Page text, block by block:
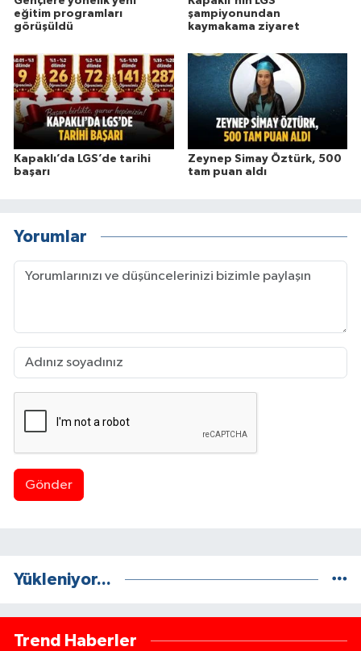
eğitim programları
görüşüldü
şampiyonundan
kaymakama ziyaret
Kapaklı’da LGS’de tarihi
başarı
Zeynep Simay Öztürk, 500
tam puan aldı
Yorumlar
Gönder
Yükleniyor...
Trend Haberler